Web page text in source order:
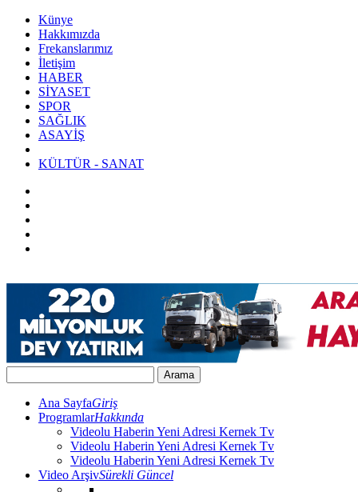
Künye
Hakkımızda
Frekanslarımız
İletişim
HABER
SİYASET
SPOR
SAĞLIK
ASAYİŞ
KÜLTÜR - SANAT
Ana SayfaGiriş
ProgramlarHakkında
Videolu Haberin Yeni Adresi Kernek Tv
Videolu Haberin Yeni Adresi Kernek Tv
Videolu Haberin Yeni Adresi Kernek Tv
Video ArşivSürekli Güncel